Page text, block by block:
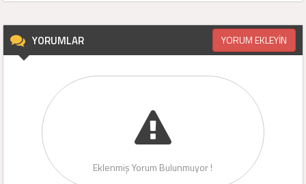
YORUMLAR YORUM EKLEYİN
Eklenmiş Yorum Bulunmuyor !